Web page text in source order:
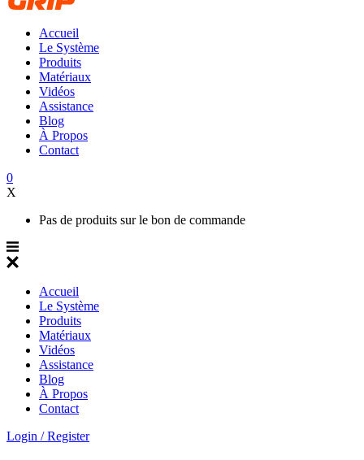
Accueil
Le Système
Produits
Matériaux
Vidéos
Assistance
Blog
À Propos
Contact
0
X
Pas de produits sur le bon de commande
Accueil
Le Système
Produits
Matériaux
Vidéos
Assistance
Blog
À Propos
Contact
Login / Register